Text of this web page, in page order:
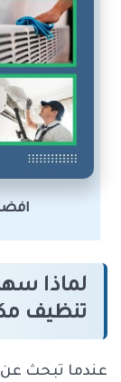
لماذا
تنظيف
عندما تبحث عن